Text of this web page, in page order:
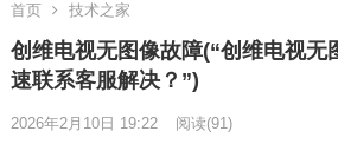
首页 技术之家
创维电视无图像故障(“创维电视无
速联系客服解决？”)
2026年2月10日 19:22 阅读(91)